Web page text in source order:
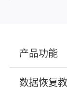
产品功能
数据恢复